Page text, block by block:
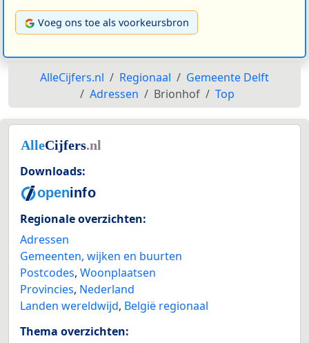
Voeg ons toe als voorkeursbron
AlleCijfers.nl Regionaal
Gemeente Delft
Adressen
Brionhof Top
Downloads:
Regionale overzichten:
Adressen
Gemeenten, wijken en buurten
Postcodes, Woonplaatsen
Provincies, Nederland
Landen wereldwijd, België regionaal
Thema overzichten: